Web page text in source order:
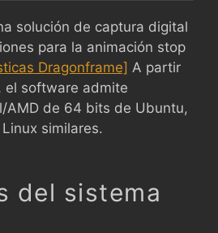
solución de captura digital
para la animación stop
Dragonframe] A partir
el software admite
AMD de 64 bits de Ubuntu,
similares.
del sistema